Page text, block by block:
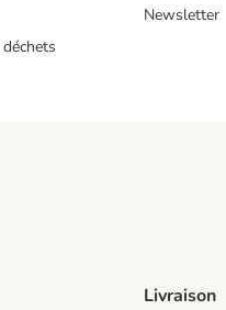
Newsletter
Livraison